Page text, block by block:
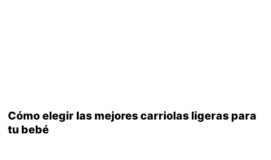
Cómo elegir las mejores carriolas ligeras para
tu bebé